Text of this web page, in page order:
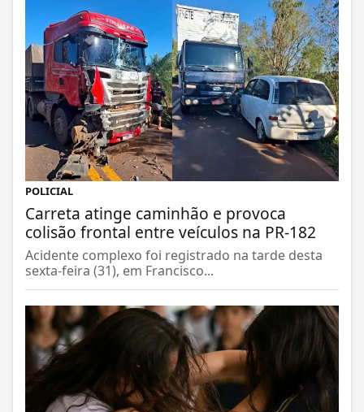
POLICIAL
Carreta atinge caminhão e provoca
colisão frontal entre veículos na PR-182
Acidente complexo foi registrado na tarde desta
sexta-feira (31), em Francisco...